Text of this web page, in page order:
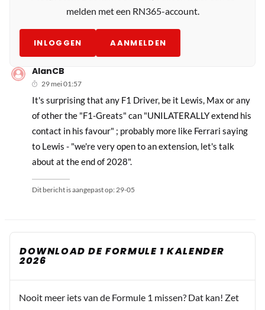
melden met een RN365-account.
INLOGGEN AANMELDEN
AlanCB
29 mei 01:57
It's surprising that any F1 Driver, be it Lewis, Max or any
of other the "F1-Greats" can "UNILATERALLY extend his
contact in his favour" ; probably more like Ferrari saying
to Lewis - "we're very open to an extension, let's talk
about at the end of 2028".
Dit bericht is aangepast op: 29-05
DOWNLOAD DE FORMULE 1 KALENDER
2026
Nooit meer iets van de Formule 1 missen? Dat kan! Zet